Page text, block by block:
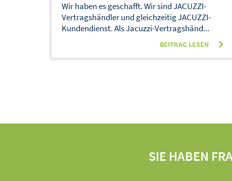
Wir haben es geschafft. Wir sind JACUZZI-
Vertragshändler und gleichzeitig JACUZZI-
Kundendienst. Als Jacuzzi-Vertragshänd...
BEITRAG LESEN
SIE HABEN